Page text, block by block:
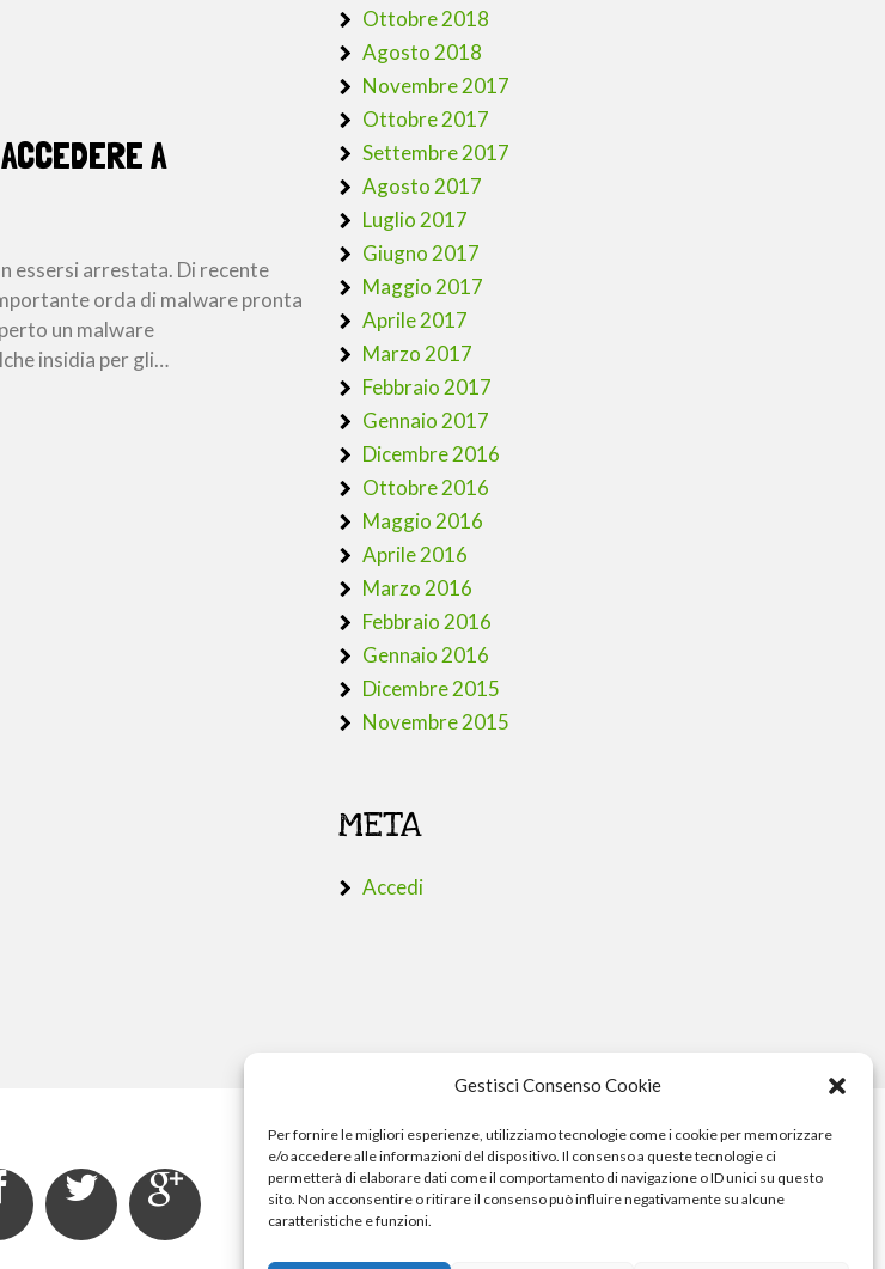
Gestisci Consenso Cookie
Per fornire le migliori esperienze, utilizziamo tecnologie come i cookie per memorizzare
e/o accedere alle informazioni del dispositivo. Il consenso a queste tecnologie ci
permetterà di elaborare dati come il comportamento di navigazione o ID unici su questo
sito. Non acconsentire o ritirare il consenso può influire negativamente su alcune
caratteristiche e funzioni.
A
essersi arrestata. Di recente
orda di malware pronta
un malware
insidia per gli…
Ottobre 2018
Agosto 2018
Novembre 2017
Ottobre 2017
Settembre 2017
Agosto 2017
Luglio 2017
Giugno 2017
Maggio 2017
Aprile 2017
Marzo 2017
Febbraio 2017
Gennaio 2017
Dicembre 2016
Ottobre 2016
Maggio 2016
Aprile 2016
Marzo 2016
Febbraio 2016
Gennaio 2016
Dicembre 2015
Novembre 2015
META
Accedi